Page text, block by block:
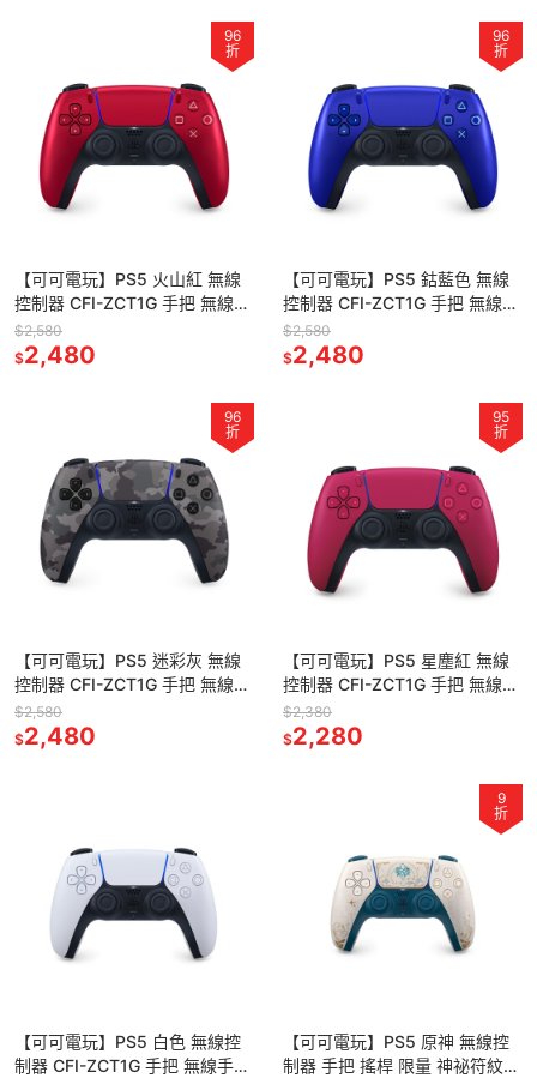
96
折
【可可電玩】PS5 火山紅 無線
控制器 CFI-ZCT1G 手把 無線手
把 無線搖桿 DualSense 無線控
制器
$2,580
$2,480
96
折
【可可電玩】PS5 鈷藍色 無線
控制器 CFI-ZCT1G 手把 無線手
把 無線搖桿 DualSense 無線控
制器
$2,580
$2,480
96
折
【可可電玩】PS5 迷彩灰 無線
控制器 CFI-ZCT1G 手把 無線手
把 無線搖桿 DualSense 無線控
制器
$2,580
$2,480
95
折
【可可電玩】PS5 星塵紅 無線
控制器 CFI-ZCT1G 手把 無線手
把 無線搖桿 DualSense 無線控
制器
$2,380
$2,280
【可可電玩】PS5 白色 無線控
制器 CFI-ZCT1G 手把 無線手把
9
折
【可可電玩】PS5 原神 無線控
制器 手把 搖桿 限量 神祕符紋